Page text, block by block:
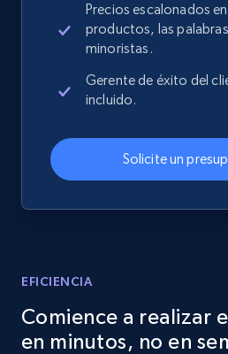
Precios escalonados
productos, las
minoristas.
Gerente de éxito del
incluido.
Solicite un
EFICIENCIA
Comience a realizar
en minutos, no en